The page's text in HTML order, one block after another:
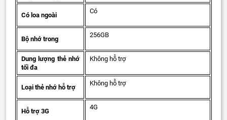
Có loa ngoài
Có
Bộ nhớ trong
256GB
Dung lượng thẻ nhớ
tối đa
Không hỗ trợ
Loại thẻ nhớ hỗ trợ
Không hỗ trợ
Hỗ trợ 3G
4G